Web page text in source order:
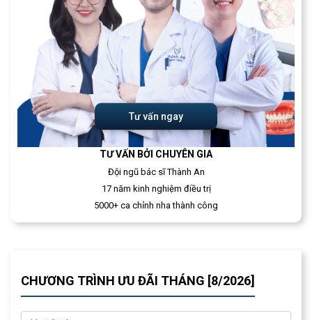
Tư vấn ngay
TƯ VẤN BỞI CHUYÊN GIA
Đội ngũ bác sĩ Thành An
17 năm kinh nghiệm điều trị
5000+ ca chỉnh nha thành công
CHƯƠNG TRÌNH ƯU ĐÃI THÁNG [8/2026]